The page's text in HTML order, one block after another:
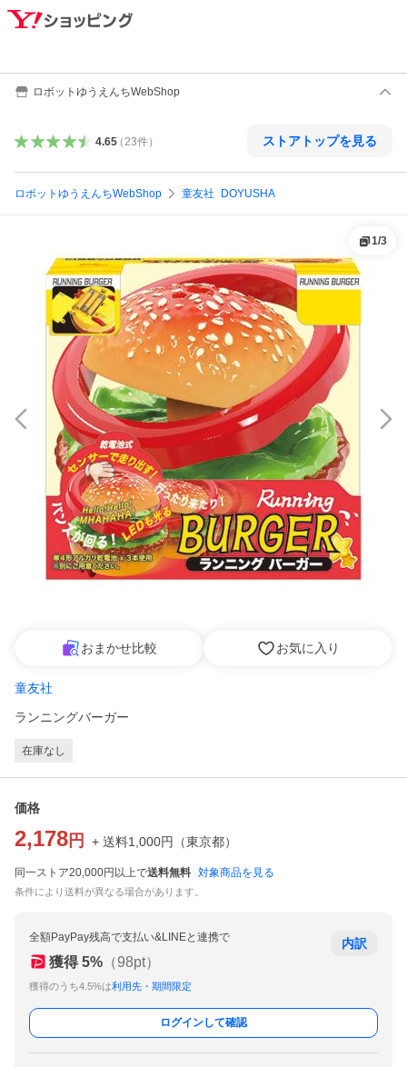
ロボットゆうえんちWebShop
4.65（ 23件） ストアトップを見る
ロボットゆうえんちWebShop 童友社_DOYUSHA
1/3
おまかせ比較 お気に入り
童友社
ランニングバーガー
在庫なし
価格
2,178 円 + 送料1,000円 （東京都）
同一ストア20,000円以上で送料無料 対象商品を見る
条件により送料が異なる場合があります。
全額PayPay残高で支払い&LINEと連携で
獲得 5% （98pt）
獲得のうち4.5%は利用先・期間限定
内訳
ログインして確認